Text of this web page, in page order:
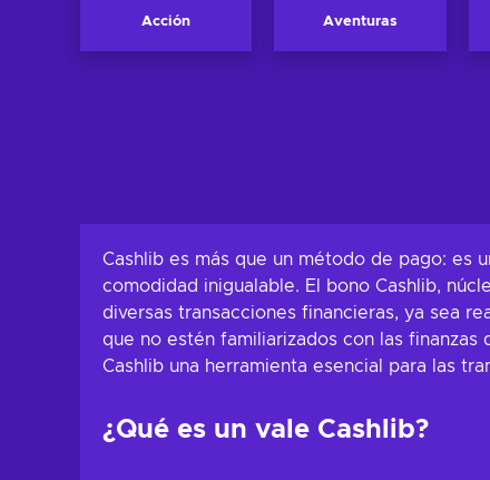
Acción Aventuras
Cashlib es más que un método de pago: es
comodidad inigualable. El bono Cashlib,
diversas transacciones financieras, ya sea
que no estén familiarizados con las
Cashlib una herramienta esencial para las
¿Qué es un vale Cashlib?